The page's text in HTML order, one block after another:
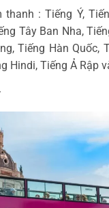
thanh : Tiếng Ý,
Tây Ban Nha,
Tiếng Hàn Quốc,
Hindi, Tiếng Ả Rập